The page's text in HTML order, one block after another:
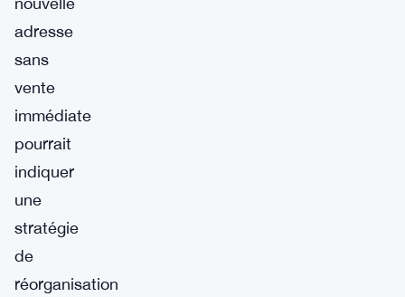
adresse
sans
vente
immédiate
pourrait
indiquer
une
stratégie
de
réorganisation